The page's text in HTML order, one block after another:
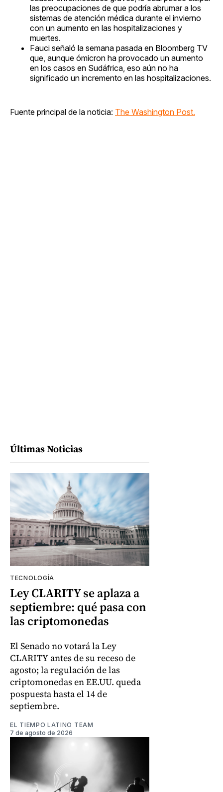
las preocupaciones de que podría abrumar a los
sistemas de atención médica durante el invierno
con un aumento en las hospitalizaciones y
muertes.
Fauci señaló la semana pasada en Bloomberg TV
que, aunque ómicron ha provocado un aumento
en los casos en Sudáfrica, eso aún no ha
significado un incremento en las hospitalizaciones.
Fuente principal de la noticia: The Washington Post.
Últimas Noticias
TECNOLOGÍA
Ley CLARITY se aplaza a
septiembre: qué pasa con
las criptomonedas
El Senado no votará la Ley
CLARITY antes de su receso de
agosto; la regulación de las
criptomonedas en EE.UU. queda
pospuesta hasta el 14 de
septiembre.
EL TIEMPO LATINO TEAM
7 de agosto de 2026